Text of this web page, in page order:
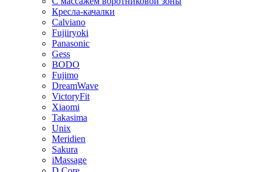
Кресла-качалки
Calviano
Fujiiryoki
Panasonic
Gess
BODO
Fujimo
DreamWave
VictoryFit
Xiaomi
Takasima
Unix
Meridien
Sakura
iMassage